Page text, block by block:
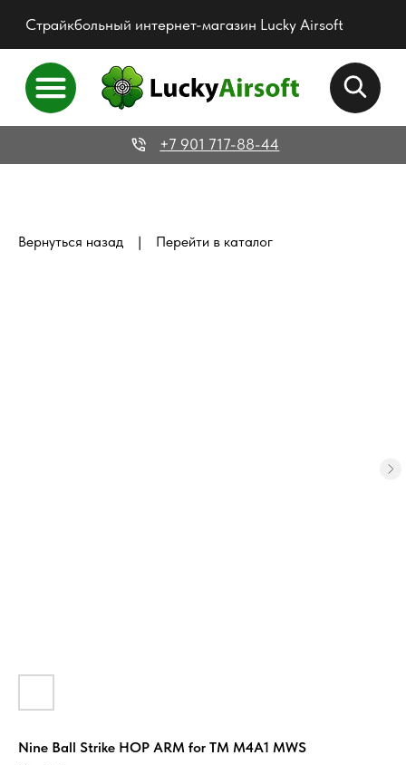
Страйкбольный интернет-магазин Lucky Airsoft
+7 901 717-88-44
Вернуться назад | Перейти в каталог
Nine Ball Strike HOP ARM for TM M4A1 MWS